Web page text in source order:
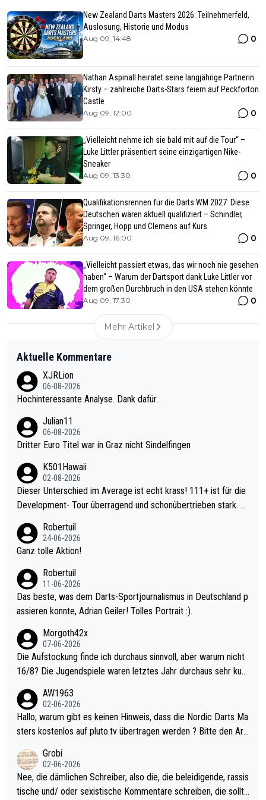
New Zealand Darts Masters 2026: Teilnehmerfeld,
Auslosung, Historie und Modus
Aug 09, 14:48 0
Nathan Aspinall heiratet seine langjährige Partnerin
Kirsty – zahlreiche Darts-Stars feiern auf Peckforton
Castle
Aug 09, 12:00 0
„Vielleicht nehme ich sie bald mit auf die Tour“ –
Luke Littler präsentiert seine einzigartigen Nike-
Sneaker
Aug 09, 13:30 0
Qualifikationsrennen für die Darts WM 2027: Diese
Deutschen wären aktuell qualifiziert – Schindler,
Springer, Hopp und Clemens auf Kurs
Aug 09, 16:00 0
„Vielleicht passiert etwas, das wir noch nie gesehen
haben“ – Warum der Dartsport dank Luke Littler vor
dem großen Durchbruch in den USA stehen könnte
Aug 09, 17:30 0
Mehr Artikel
Aktuelle Kommentare
XJRLion
06-08-2026
Hochinteressante Analyse. Dank dafür.
Julian11
06-08-2026
Dritter Euro Titel war in Graz nicht Sindelfingen
K501Hawaii
02-08-2026
Dieser Unterschied im Average ist echt krass! 111+ ist für die
Development- Tour überragend und schonübertrieben stark. U
mal 40+ erst recht. Da gewinnst keinen Blumentopf - ist ja noc
h krasser wie ein Pokalspiel eines Kreisligisten vs einem Bund
Robertuil
24-06-2026
Ganz tolle Aktion!
Robertuil
11-06-2026
Das beste, was dem Darts-Sportjournalismus in Deutschland p
assieren konnte, Adrian Geiler! Tolles Portrait :).
Morgoth42x
07-06-2026
Die Aufstockung finde ich durchaus sinnvoll, aber warum nicht
16/8? Die Jugendspiele waren letztes Jahr durchaus sehr kurz
Allerdings ist Mitchell Lawrie als Nummer 1 der Welt eh qualifi
ziert. Somit ändert die automatische Qualifikation des Weltmei
sters erstmal nichts. Ich denke sie wollen damit für nächstes J
ohl wenig WDF Turniere spielen. Dies war bei Archie Self letzt
es Jahr der Fall. Er musste als amtierender Weltmeister durch
den Qualifier und ich glaube kaum, dass Mitchel sich das (in Ve
AW1963
02-06-2026
Hallo, warum gibt es keinen Hinweis, dass die Nordic Darts Ma
sters kostenlos auf pluto.tv übertragen werden ? Bitte den Arti
Grobi
02-06-2026
Nee, die dämlichen Schreiber, also die, die beleidigende, rassis
tische und/ oder sexistische Kommentare schreiben, die sollte